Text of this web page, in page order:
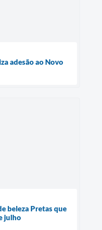
adesão ao Novo
beleza Pretas que
julho